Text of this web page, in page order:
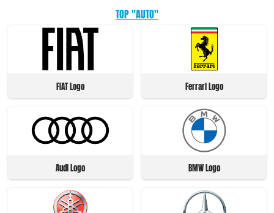
TOP "AUTO"
FIAT Logo Ferrari Logo
Audi Logo BMW Logo